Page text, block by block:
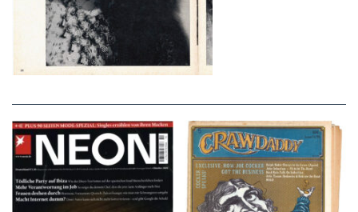
NEON – OKTOBER
2008
Crawdaddy – June/11/72